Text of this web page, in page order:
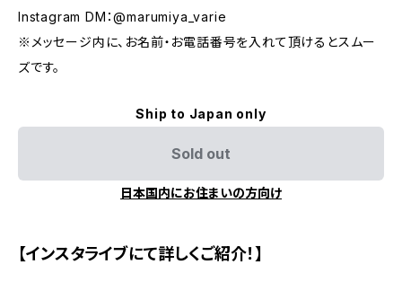
Instagram DM：@marumiya_varie
※メッセージ内に、お名前・お電話番号を入れて頂けるとスムー
ズです。
Ship to Japan only
Sold out
日本国内にお住まいの方向け
【インスタライブにて詳しくご紹介！】